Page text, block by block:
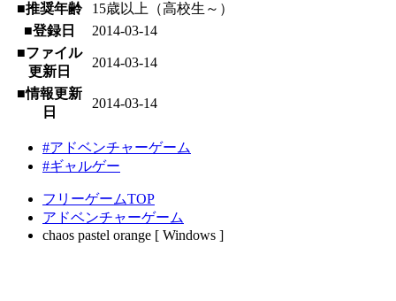
■推奨年齢
15歳以上（高校生～）
■登録日
2014-03-14
■ファイル
更新日
2014-03-14
■情報更新
日
2014-03-14
#アドベンチャーゲーム
#ギャルゲー
フリーゲームTOP
アドベンチャーゲーム
chaos pastel orange [ Windows ]